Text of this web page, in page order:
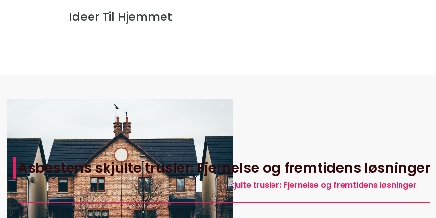
Ideer Til Hjemmet
Asbestens skjulte trusler: Fjernelse og fremtidens løsninger
Hjem>Ideer Til Hjemmets Artikler>Asbestens skjulte trusler: Fjernelse og fremtidens løsninger